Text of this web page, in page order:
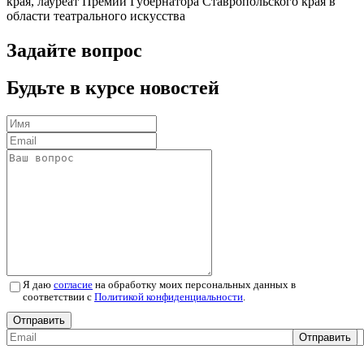
области театрального искусства
Задайте вопрос
Будьте в курсе новостей
Я даю согласие на обработку моих персональных данных в
соответствии с Политикой конфиденциальности.
Отправить
Отправить